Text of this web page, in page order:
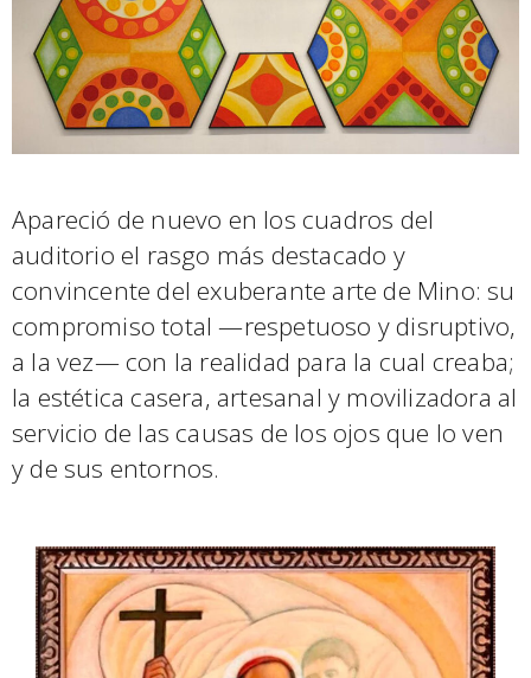
Apareció de nuevo en los cuadros del
auditorio el rasgo más destacado y
convincente del exuberante arte de Mino: su
compromiso total —respetuoso y disruptivo,
a la vez— con la realidad para la cual creaba;
la estética casera, artesanal y movilizadora al
servicio de las causas de los ojos que lo ven
y de sus entornos.